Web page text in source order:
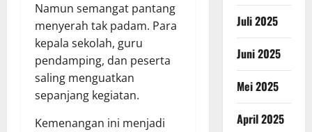
Namun semangat pantang
menyerah tak padam. Para
kepala sekolah, guru
pendamping, dan peserta
saling menguatkan
sepanjang kegiatan.
Kemenangan ini menjadi
Juli 2025
Juni 2025
Mei 2025
April 2025